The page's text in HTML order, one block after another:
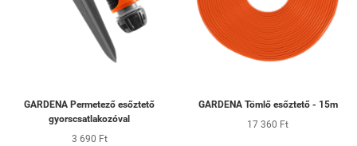
GARDENA Permetező esőztető
gyorscsatlakozóval
3 690 Ft
GARDENA Tömlő esőztető - 15m
17 360 Ft